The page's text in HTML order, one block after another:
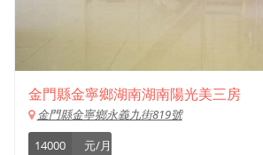
金門縣金寧鄉湖南湖南陽光美三房
金門縣金寧鄉永義九街819號
14000
元/月